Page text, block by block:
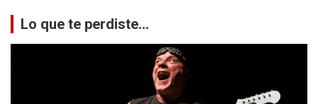
Lo que te perdiste...